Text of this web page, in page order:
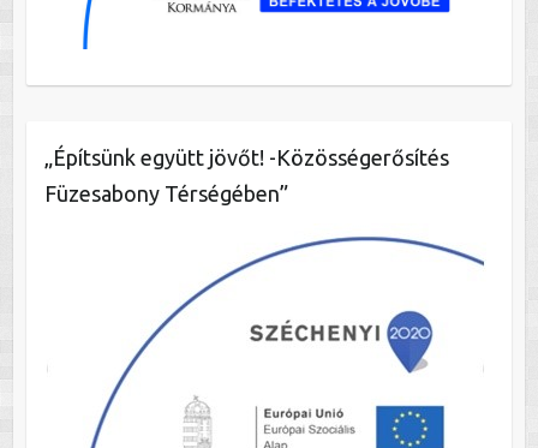
„Építsünk együtt jövőt! -Közösségerősítés
Füzesabony Térségében”